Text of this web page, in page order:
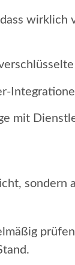
mit
sondern